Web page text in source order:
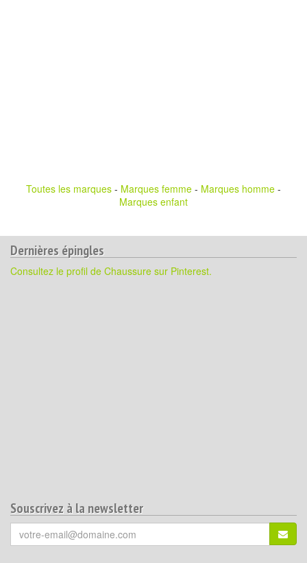
Toutes les marques - Marques femme - Marques homme -
Marques enfant
Dernières épingles
Consultez le profil de Chaussure sur Pinterest.
Souscrivez à la newsletter
Votre
email